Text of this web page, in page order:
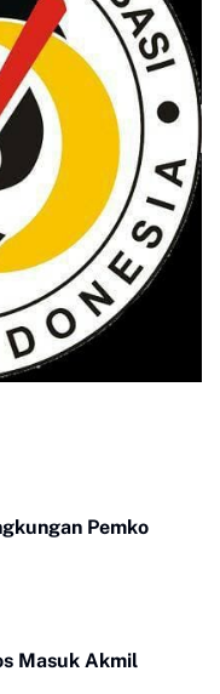
Pemko
Masuk Akmil